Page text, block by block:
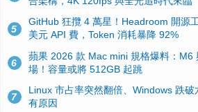
5
GitHub 狂攬 4 萬星！Headroom 開源
美元 API 費，Token 消耗暴降 92%
6
蘋果 2026 款 Mac mini 規格爆料：M6
場！容量或將 512GB 起跳
7
Linux 市占率突然翻倍、Windows 跌
有原因